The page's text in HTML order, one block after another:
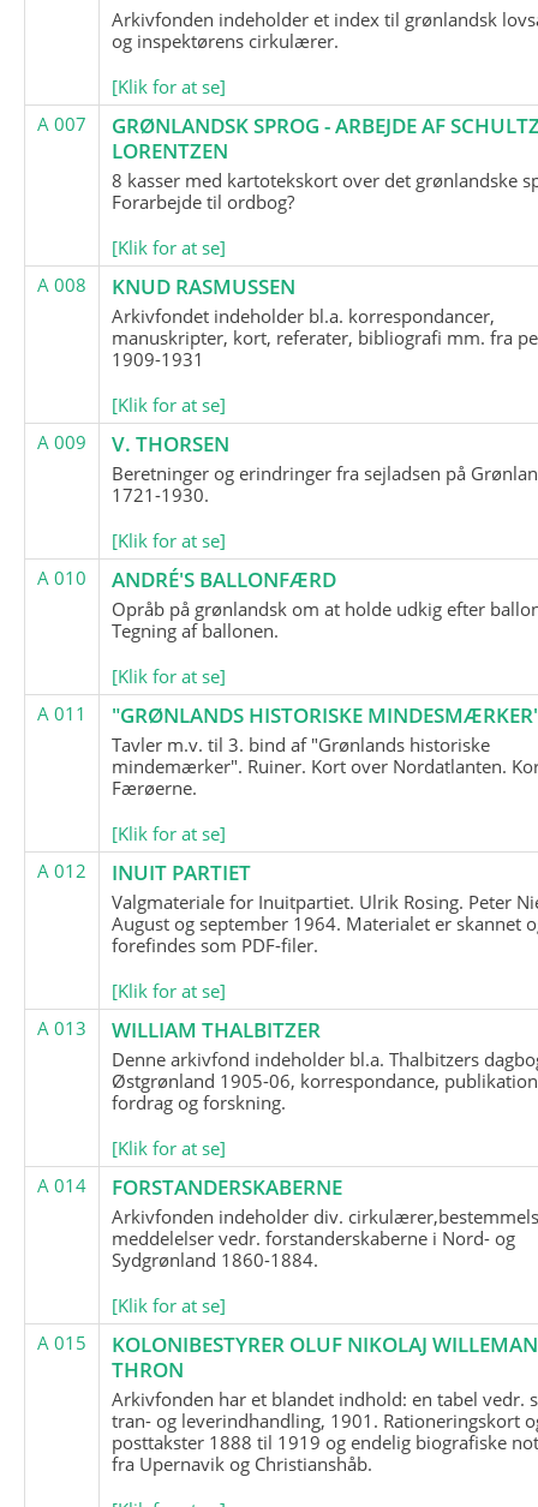
Arkivfonden indeholder et index til grønlandsk
og inspektørens cirkulærer.
[Klik for at se]
A 007
GRØNLANDSK SPROG - ARBEJDE AF
LORENTZEN
8 kasser med kartotekskort over det grønlandske
Forarbejde til ordbog?
[Klik for at se]
A 008
KNUD RASMUSSEN
Arkivfondet indeholder bl.a. korrespondancer,
manuskripter, kort, referater, bibliografi mm. fra
1909-1931
[Klik for at se]
A 009
V. THORSEN
Beretninger og erindringer fra sejladsen på
1721-1930.
[Klik for at se]
A 010
ANDRÉ'S BALLONFÆRD
Opråb på grønlandsk om at holde udkig efter
Tegning af ballonen.
[Klik for at se]
A 011
"GRØNLANDS HISTORISKE
Tavler m.v. til 3. bind af "Grønlands historiske
mindemærker". Ruiner. Kort over Nordatlanten.
Færøerne.
[Klik for at se]
A 012
INUIT PARTIET
Valgmateriale for Inuitpartiet. Ulrik Rosing. Peter
August og september 1964. Materialet er skannet
forefindes som PDF-filer.
[Klik for at se]
A 013
WILLIAM THALBITZER
Denne arkivfond indeholder bl.a. Thalbitzers
Østgrønland 1905-06, korrespondance,
fordrag og forskning.
[Klik for at se]
A 014
FORSTANDERSKABERNE
Arkivfonden indeholder div.
meddelelser vedr. forstanderskaberne i Nord- og
Sydgrønland 1860-1884.
[Klik for at se]
A 015
KOLONIBESTYRER OLUF NIKOLAJ
THRON
Arkivfonden har et blandet indhold: en tabel vedr.
tran- og leverindhandling, 1901. Rationeringskort
posttakster 1888 til 1919 og endelig biografiske
fra Upernavik og Christianshåb.